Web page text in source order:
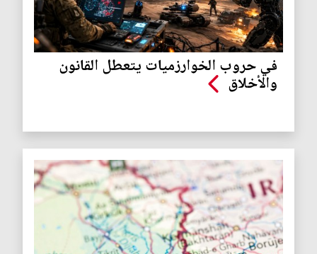
في حروب الخوارزميات يتعطل القانون
والأخلاق